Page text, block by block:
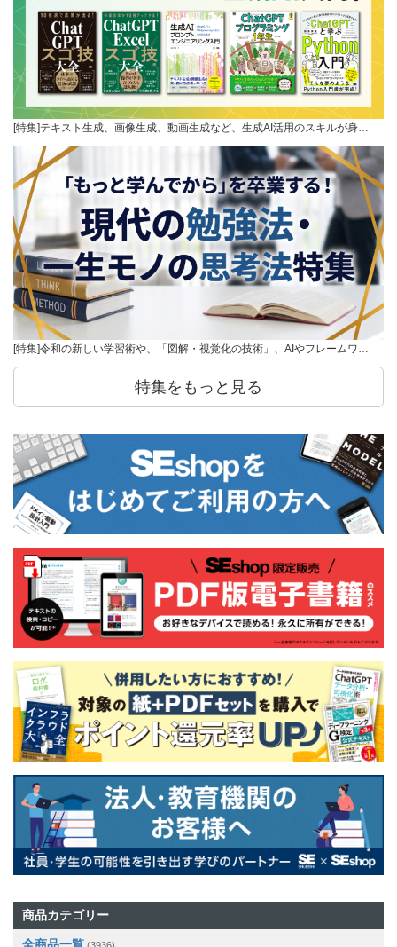
[特集]テキスト生成、画像生成、動画生成など、生成AI活用のスキルが身…
[特集]令和の新しい学習術や、「図解・視覚化の技術」、AIやフレームワ…
特集をもっと見る
商品カテゴリー
全商品一覧